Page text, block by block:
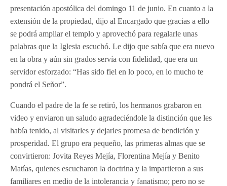
presentación apostólica del domingo 11 de junio. En cuanto a la
extensión de la propiedad, dijo al Encargado que gracias a ello
se podrá ampliar el templo y aprovechó para regalarle unas
palabras que la Iglesia escuchó. Le dijo que sabía que era nuevo
en la obra y aún sin grados servía con fidelidad, que era un
servidor esforzado: “Has sido fiel en lo poco, en lo mucho te
pondrá el Señor”.
Cuando el padre de la fe se retiró, los hermanos grabaron en
video y enviaron un saludo agradeciéndole la distinción que les
había tenido, al visitarles y dejarles promesa de bendición y
prosperidad. El grupo era pequeño, las primeras almas que se
convirtieron: Jovita Reyes Mejía, Florentina Mejía y Benito
Matías, quienes escucharon la doctrina y la impartieron a sus
familiares en medio de la intolerancia y fanatismo; pero no se